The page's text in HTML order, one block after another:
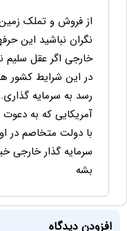
از فروش و تملک
نگران نباشید این
خارجی اگر عقل سلیم
در این شرایط کشور
رسد به سرمایه
آمریکایی که به دعوت
با دولت متخاصم در
سرمایه گذار خارجی
بشه
افزودن دیدگاه